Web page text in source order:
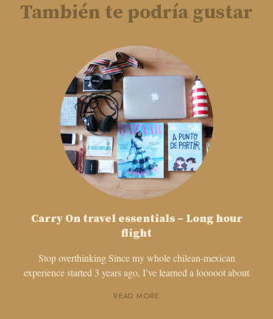
También te podría gustar
Carry On travel essentials – Long hour
flight
Stop overthinking Since my whole chilean-mexican
experience started 3 years ago, I’ve learned a looooot about
READ MORE